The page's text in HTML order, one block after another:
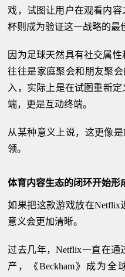
戏，试图让用户在观看内
杯则成为验证这一战略的最
因为足球天然具有社交属
往往是家庭聚会和朋友聚
入，实际上是在试图重新
端，更是互动终端。
从某种意义上说，这更像
领。
体育内容生态的闭环开始形
如果把这款游戏放在
意义会更加清晰。
过去几年，Netflix一直在通
产，《Beckham》成为全